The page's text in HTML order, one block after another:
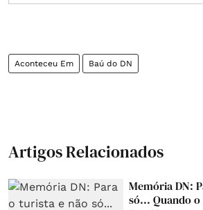
Aconteceu Em Baú do DN
Artigos Relacionados
Memória DN:
só... Quando